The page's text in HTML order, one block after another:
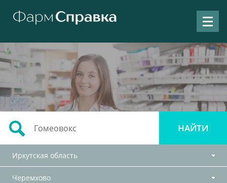
Иркутская область
Черемхово